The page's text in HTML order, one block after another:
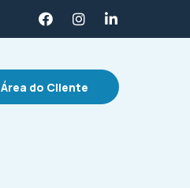
Área do Cliente